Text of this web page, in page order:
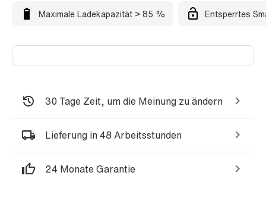
Maximale Ladekapazität > 85 % Entsperrtes
30 Tage Zeit, um die Meinung zu ändern
Lieferung in 48 Arbeitsstunden
24 Monate Garantie